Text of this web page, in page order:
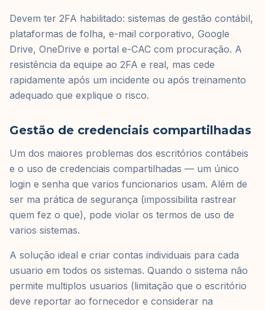
Devem ter 2FA habilitado: sistemas de gestão contábil,
plataformas de folha, e-mail corporativo, Google
Drive, OneDrive e portal e-CAC com procuração. A
resistência da equipe ao 2FA e real, mas cede
rapidamente após um incidente ou após treinamento
adequado que explique o risco.
Gestão de credenciais compartilhadas
Um dos maiores problemas dos escritórios contábeis
e o uso de credenciais compartilhadas — um único
login e senha que varios funcionarios usam. Além de
ser ma prática de segurança (impossibilita rastrear
quem fez o que), pode violar os termos de uso de
varios sistemas.
A solução ideal e criar contas individuais para cada
usuario em todos os sistemas. Quando o sistema não
permite multiplos usuarios (limitação que o escritório
deve reportar ao fornecedor e considerar na